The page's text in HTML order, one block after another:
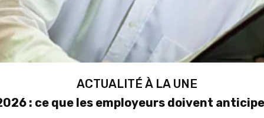
ACTUALITÉ À LA UNE
: ce que les employeurs doivent